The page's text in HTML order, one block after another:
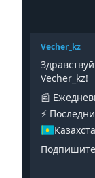
Vecher_kz
Vecher_kz!
📰
⚡️